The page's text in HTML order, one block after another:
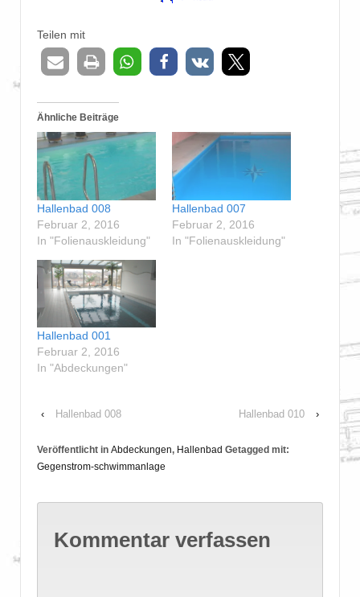
Teilen mit
Ähnliche Beiträge
Hallenbad 008
Februar 2, 2016
In "Folienauskleidung"
Hallenbad 007
Februar 2, 2016
In "Folienauskleidung"
Hallenbad 001
Februar 2, 2016
In "Abdeckungen"
‹ Hallenbad 008 Hallenbad 010 ›
Veröffentlicht in Abdeckungen, Hallenbad Getagged mit:
Gegenstrom-schwimmanlage
Kommentar verfassen